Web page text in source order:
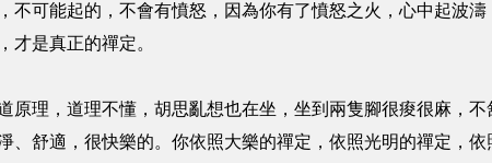
不可能起的，不會有憤怒，因為你有了憤怒之火，心中起波
才是真正的禪定。
理，道理不懂，胡思亂想也在坐，坐到兩隻腳很痠很麻，
舒適，很快樂的。你依照大樂的禪定，依照光明的禪定，依